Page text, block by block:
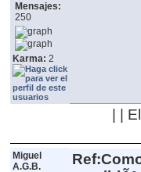
Mensajes:
250
Karma: 2
| |
Miguel
A.G.B.